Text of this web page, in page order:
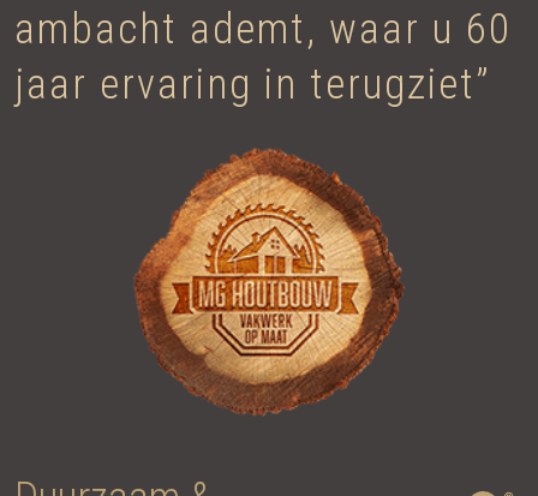
ambacht ademt, waar u 60
jaar ervaring in terugziet”